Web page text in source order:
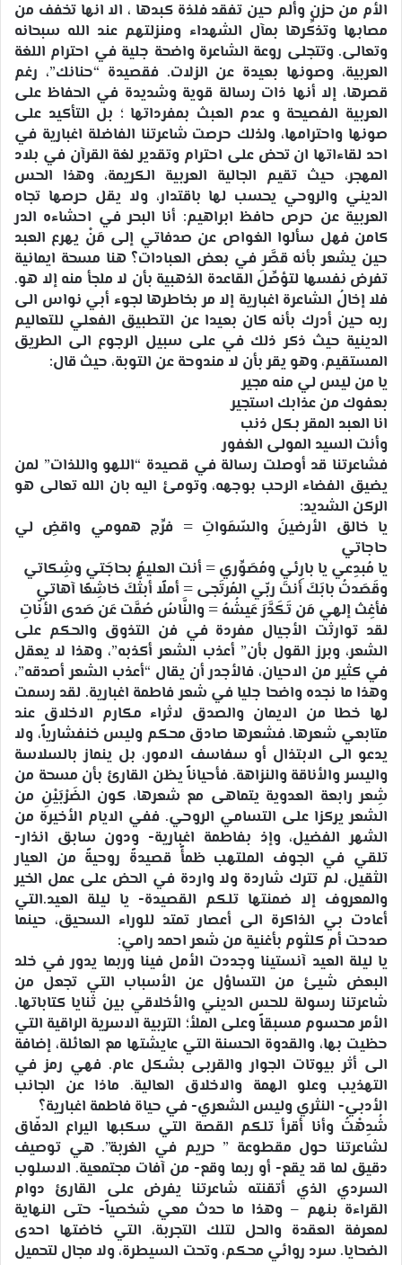
الأم من حزن وألم حين تفقد فلذة كبدها ، الا انها تخفف من
مصابها وتذكِّرها بمآل الشهداء ومنزلتهم عند الله سبحانه
وتعالى. وتتجلى روعة الشاعرة واضحة جلية في احترام اللغة
العربية، وصونها بعيدة عن الزلات. فقصيدة “حنانك”، رغم
قصرها، إلا أنها ذات رسالة قوية وشديدة في الحفاظ على
العربية الفصيحة و عدم العبث بمفرداتها ؛ بل التأكيد على
صونها واحترامها، ولذلك حرصت شاعرتنا الفاضلة اغبارية في
احد لقاءاتها ان تحض على احترام وتقدير لغة القرآن في بلاد
المهجر، حيث تقيم الجالية العربية الكريمة، وهذا الحس
الديني والروحي يحسب لها باقتدار، ولا يقل حرصها تجاه
العربية عن حرص حافظ ابراهيم: أنا البحر في احشاءه الدر
كامن فهل سألوا الغواص عن صدفاتي إلى مَنْ يهرع العبد
حين يشعر بأنه قصَّر في بعض العبادات؟ هنا مسحة ايمانية
تفرض نفسها لتؤصِّلَ القاعدة الذهبية بأن لا ملجأ منه إلا هو.
فلا إخالُ الشاعرة اغبارية إلا مر بخاطرها لجوء أبي نواس الى
ربه حين أدرك بأنه كان بعيدا عن التطبيق الفعلي للتعاليم
الدينية حيث ذكر ذلك في على سبيل الرجوع الى الطريق
المستقيم، وهو يقر بأن لا مندوحة عن التوبة، حيث قال:
يا من ليس لي منه مجير
بعفوك من عذابك استجير
انا العبد المقر بكل ذنب
وأنت السيد المولى الغفور
فشاعرتنا قد أوصلت رسالة في قصيدة “اللهو واللذات” لمن
يضيق الفضاء الرحب بوجهه، وتومئ اليه بان الله تعالى هو
الركن الشديد:
يا خالق الأرضينَ والسّمَواتِ = فرِّج همومي واقضِ لي
حاجاتي
يا مُبدِعي يا بارِئي ومُصَوِّري = أنت العليمُ بحاجَتي وشِكاتي
وقَصَدتُ بابَكَ أنتَ ربّي المُرتَجى = أملًا أبثُّكَ خاشِعًا آهاتي
فأغِث إلهي مَن تَكَدَّرَ عَيشُهُ = والنَّاسُ صُمَّت عَن صَدى الأنّاتِ
لقد توارثت الأجيال مفردة في فن التذوق والحكم على
الشعر، وبرز القول بأن” أعذب الشعر أكذبه”، وهذا لا يعقل
في كثير من الاحيان، فالأجدر أن يقال “أعذب الشعر أصدقه”،
وهذا ما نجده واضحا جليا في شعر فاطمة اغبارية. لقد رسمت
لها خطا من الايمان والصدق لاثراء مكارم الاخلاق عند
متابعي شعرها. فشعرها صادق محكم وليس خنفشارياً، ولا
يدعو الى الابتذال أو سفاسف الامور، بل ينماز بالسلاسة
واليسر والأناقة والنزاهة. فأحياناً يظن القارئ بأن مسحة من
شِعر رابعة العدوية يتماهى مع شعرها، كون الضَرْبَيْنِ من
الشعر يركزا على التسامي الروحي. ففي الايام الأخيرة من
الشهر الفضيل، وإذ بفاطمة اغبارية- ودون سابق انذار-
تلقي في الجوف الملتهب ظمأً قصيدةً روحيةً من العيار
الثقيل، لم تترك شاردة ولا واردة في الحض على عمل الخير
والمعروف إلا ضمنتها تلكم القصيدة- يا ليلة العيد.التي
أعادت بي الذاكرة الى أعصار تمتد للوراء السحيق، حينما
صدحت أم كلثوم بأغنية من شعر احمد رامي:
يا ليلة العيد آنستينا وجددت الأمل فينا وربما يدور في خلد
البعض شيئ من التساؤل عن الأسباب التي تجعل من
شاعرتنا رسولة للحس الديني والأخلاقي بين ثنايا كتاباتها.
الأمر محسوم مسبقاً وعلى الملأ؛ التربية الاسرية الراقية التي
حظيت بها، والقدوة الحسنة التي عايشتها مع العائلة، إضافة
الى أثر بيوتات الجوار والقربى بشكل عام. فهي رمز في
التهذيب وعلو الهمة والاخلاق العالية. ماذا عن الجانب
الأدبي- النثري وليس الشعري- في حياة فاطمة اغبارية؟
شُدِهْتُ وأنا أقرأ تلكم القصة التي سكبها اليراع الدفّاق
لشاعرتنا حول مقطوعة ” حريم في الغربة”. هي توصيف
دقيق لما قد يقع- أو ربما وقع- من آفات مجتمعية. الاسلوب
السردي الذي أتقنته شاعرتنا يفرض على القارئ دوام
القراءة بنهم – وهذا ما حدث معي شخصياً- حتى النهاية
لمعرفة العقدة والحل لتلك التجربة، التي خاضتها احدى
الضحايا. سرد روائي محكم، وتحت السيطرة، ولا مجال لتحميل